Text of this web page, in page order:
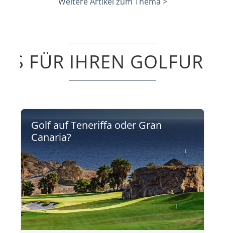
FÜR IHREN
Golf auf Teneriffa oder Gran
Canaria?